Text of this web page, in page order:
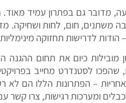
מדובר גם בפתרון עמיד
משתנים, חום, לחות
לדרישות תחזוקה
מובילות כיום את תחום ההגנה
שהפכו לסטנדרט מחייב
– הפתרונות הללו הם
ומערכות רגישות, צרו קשר